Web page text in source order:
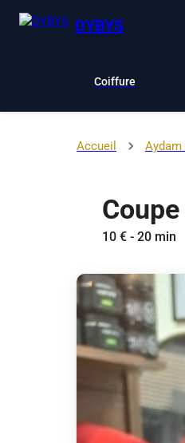
DYBYS
Coiffure
Accueil Aydam
10 € - 20 min